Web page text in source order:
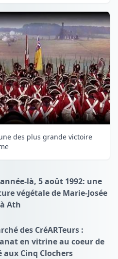
des plus grande victoire
là, 5 août 1992: une
végétale de Marie-Josée
Ath
des CréARTeurs :
en vitrine au coeur de
aux Cinq Clochers